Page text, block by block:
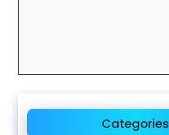
Categories